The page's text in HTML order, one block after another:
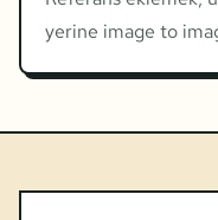
yerine image to